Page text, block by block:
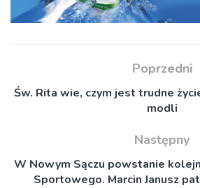
Poprzedni
Św. Rita wie, czym jest trudne
modli
Następny
W Nowym Sączu powstanie
Sportowego. Marcin Janusz